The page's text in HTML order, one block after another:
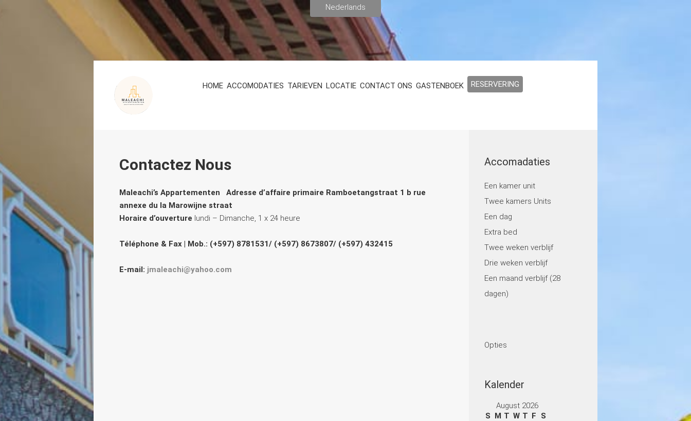
HOME ACCOMODATIES TARIEVEN LOCATIE CONTACT ONS GASTENBOEK RESERVERING
Contactez Nous
Maleachi’s Appartementen Adresse d’affaire primaire Ramboetangstraat 1 b rue
annexe du la Marowijne straat
Horaire d’ouverture lundi – Dimanche, 1 x 24 heure
Téléphone & Fax | Mob.: (+597) 8781531/ (+597) 8673807/ (+597) 432415
E-mail: jmaleachi@yahoo.com
Accomadaties
Een kamer unit
Twee kamers Units
Een dag
Extra bed
Twee weken verblijf
Drie weken verblijf
Een maand verblijf (28
dagen)
Opties
Kalender
August 2026
S M T W T F
S